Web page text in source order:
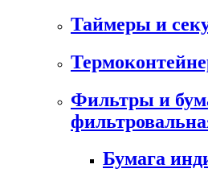
Таймеры и
Фильтры и
Бумага